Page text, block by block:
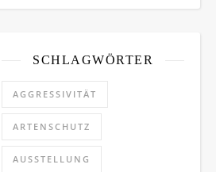
SCHLAGWÖRTER
AGGRESSIVITÄT
ARTENSCHUTZ
AUSSTELLUNG